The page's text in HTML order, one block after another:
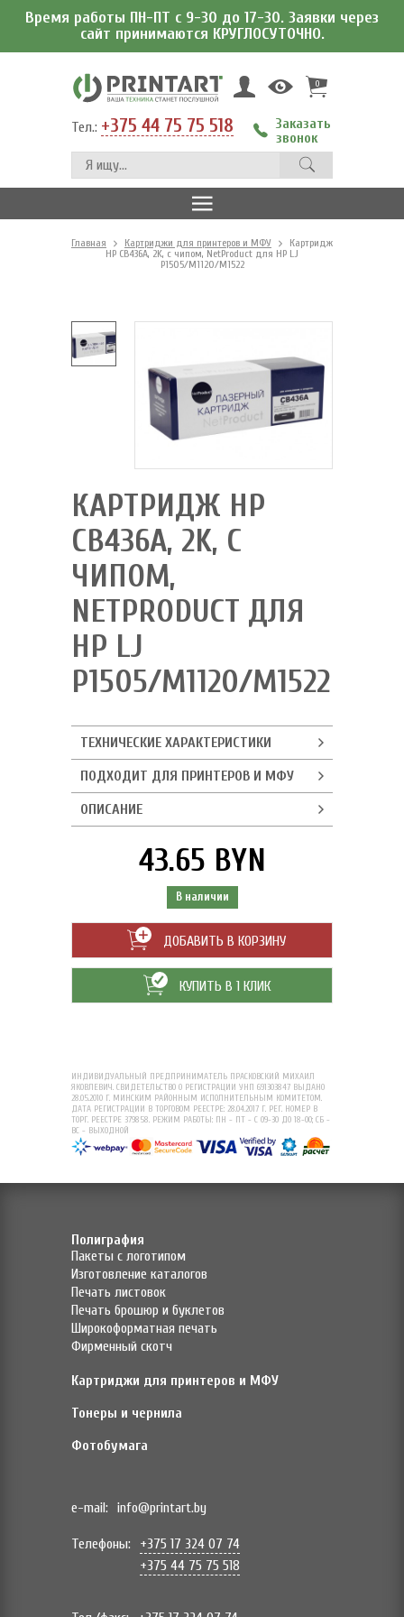
Время работы ПН-ПТ с 9-30 до 17-30. Заявки через
сайт принимаются КРУГЛОСУТОЧНО.
0
Тел.: +375 44 75 75 518
Заказать
звонок
Главная Картриджи для принтеров и МФУ
Картридж
HP CB436A, 2K, с чипом, NetProduct для HP LJ
P1505/M1120/M1522
КАРТРИДЖ HP
CB436A, 2K, С
ЧИПОМ,
NETPRODUCT ДЛЯ
HP LJ
P1505/M1120/M1522
ТЕХНИЧЕСКИЕ ХАРАКТЕРИСТИКИ
ПОДХОДИТ ДЛЯ ПРИНТЕРОВ И МФУ
ОПИСАНИЕ
43.65 BYN
В наличии
ДОБАВИТЬ В КОРЗИНУ
КУПИТЬ В 1 КЛИК
ИНДИВИДУАЛЬНЫЙ ПРЕДПРИНИМАТЕЛЬ ПРАСКОВСКИЙ МИХАИЛ
ЯКОВЛЕВИЧ. СВИДЕТЕЛЬСТВО О РЕГИСТРАЦИИ УНП 691303847 ВЫДАНО
28.05.2010 Г. МИНСКИМ РАЙОННЫМ ИСПОЛНИТЕЛЬНЫМ КОМИТЕТОМ.
ДАТА РЕГИСТРАЦИИ В ТОРГОВОМ РЕЕСТРЕ: 28.04.2017 Г. РЕГ. НОМЕР В
ТОРГ. РЕЕСТРЕ 379858. РЕЖИМ РАБОТЫ: ПН - ПТ - С 09-30 ДО 18-00; СБ -
ВС - ВЫХОДНОЙ
Полиграфия
Пакеты с логотипом
Изготовление каталогов
Печать листовок
Печать брошюр и буклетов
Широкоформатная печать
Фирменный скотч
Картриджи для принтеров и МФУ
Тонеры и чернила
Фотобумага
e-mail: info@printart.by
Телефоны:
+375 17 324 07 74
+375 44 75 75 518